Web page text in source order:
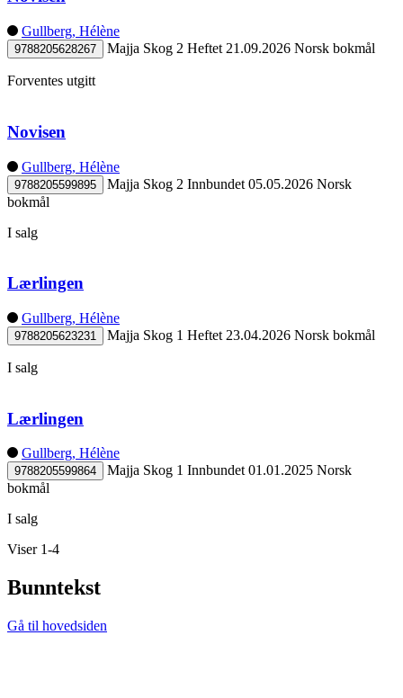
Gullberg, Hélène
9788205628267 Majja Skog 2 Heftet 21.09.2026 Norsk bokmål
Forventes utgitt
Novisen
Gullberg, Hélène
9788205599895 Majja Skog 2 Innbundet 05.05.2026 Norsk
bokmål
I salg
Lærlingen
Gullberg, Hélène
9788205623231 Majja Skog 1 Heftet 23.04.2026 Norsk bokmål
I salg
Lærlingen
Gullberg, Hélène
9788205599864 Majja Skog 1 Innbundet 01.01.2025 Norsk
bokmål
I salg
Viser 1-4
Bunntekst
Gå til hovedsiden